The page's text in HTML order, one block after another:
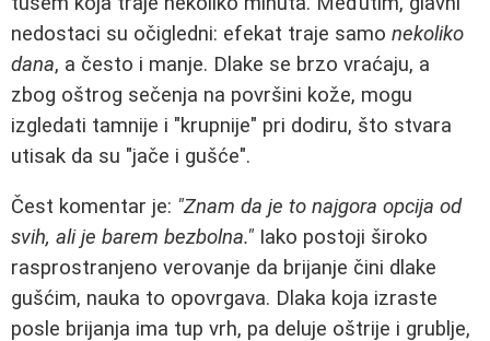
nedostaci su očigledni: efekat traje samo nekoliko
dana, a često i manje. Dlake se brzo vraćaju, a
zbog oštrog sečenja na površini kože, mogu
izgledati tamnije i "krupnije" pri dodiru, što stvara
utisak da su "jače i gušće".
Čest komentar je: "Znam da je to najgora opcija od
svih, ali je barem bezbolna." Iako postoji široko
rasprostranjeno verovanje da brijanje čini dlake
gušćim, nauka to opovrgava. Dlaka koja izraste
posle brijanja ima tup vrh, pa deluje oštrije i grublje,